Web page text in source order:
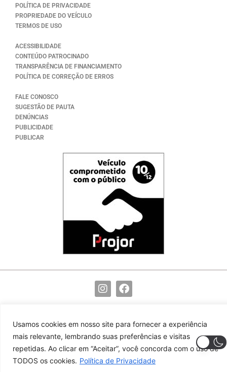
Usamos cookies em nosso site para fornecer a experiência
mais relevante, lembrando suas preferências e visitas
repetidas. Ao clicar em “Aceitar”, você concorda com o uso de
TODOS os cookies. Política de Privacidade
POLÍTICA DE PRIVACIDADE
PROPRIEDADE DO VEÍCULO
TERMOS DE USO
ACESSIBILIDADE
CONTEÚDO PATROCINADO
TRANSPARÊNCIA DE FINANCIAMENTO
POLÍTICA DE CORREÇÃO DE ERROS
FALE CONOSCO
SUGESTÃO DE PAUTA
DENÚNCIAS
PUBLICIDADE
PUBLICAR
© 2024 Notícias do Centro. Todos os direitos reservados